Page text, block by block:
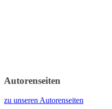
Autorenseiten
zu unseren Autorenseiten